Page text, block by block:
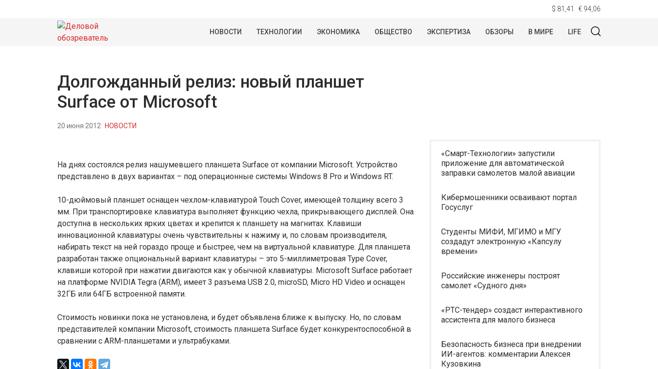
$ 81,41 € 94,06
НОВОСТИ ТЕХНОЛОГИИ ЭКОНОМИКА ОБЩЕСТВО ЭКСПЕРТИЗА ОБЗОРЫ В МИРЕ LIFE
Долгожданный релиз: новый планшет
Surface от Microsoft
20 июня 2012 НОВОСТИ
На днях состоялся релиз нашумевшего планшета Surface от компании Microsoft. Устройство
представлено в двух вариантах – под операционные системы Windows 8 Pro и Windows RT.
10-дюймовый планшет оснащен чехлом-клавиатурой Touch Cover, имеющей толщину всего 3
мм. При транспортировке клавиатура выполняет функцию чехла, прикрывающего дисплей. Она
доступна в нескольких ярких цветах и крепится к планшету на магнитах. Клавиши
инновационной клавиатуры очень чувствительны к нажиму и, по словам производителя,
набирать текст на ней гораздо проще и быстрее, чем на виртуальной клавиатуре. Для планшета
разработан также опциональный вариант клавиатуры – это 5-миллиметровая Type Cover,
клавиши которой при нажатии двигаются как у обычной клавиатуры. Microsoft Surface работает
на платформе NVIDIA Tegra (ARM), имеет 3 разъема USB 2.0, microSD, Micro HD Video и оснащен
32ГБ или 64ГБ встроенной памяти.
Стоимость новинки пока не установлена, и будет объявлена ближе к выпуску. Но, по словам
представителей компании Microsoft, стоимость планшета Surface будет конкурентоспособной в
сравнении с ARM-планшетами и ультрабуками.
«Смарт-Технологии» запустили
приложение для автоматической
заправки самолетов малой авиации
Кибермошенники осваивают портал
Госуслуг
Студенты МИФИ, МГИМО и МГУ
создадут электронную «Капсулу
времени»
Российские инженеры построят
самолет «Судного дня»
«РТС-тендер» создаст интерактивного
ассистента для малого бизнеса
Безопасность бизнеса при внедрении
ИИ-агентов: комментарии Алексея
Кузовкина